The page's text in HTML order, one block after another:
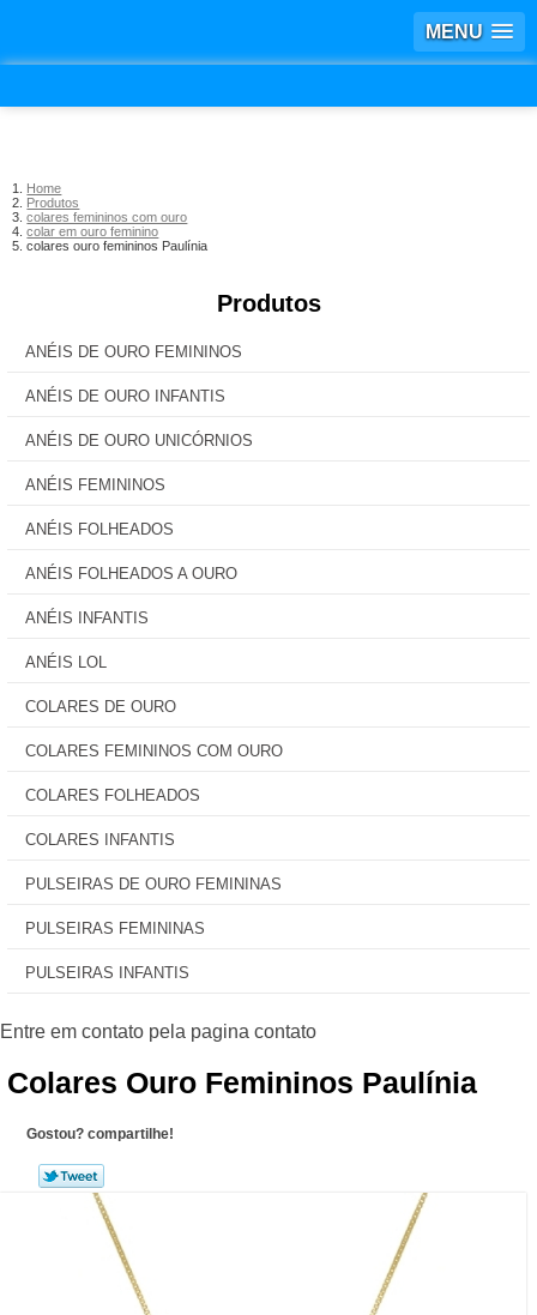
MENU
Home
Produtos
colares femininos com ouro
colar em ouro feminino
colares ouro femininos Paulínia
Produtos
ANÉIS DE OURO FEMININOS
ANÉIS DE OURO INFANTIS
ANÉIS DE OURO UNICÓRNIOS
ANÉIS FEMININOS
ANÉIS FOLHEADOS
ANÉIS FOLHEADOS A OURO
ANÉIS INFANTIS
ANÉIS LOL
COLARES DE OURO
COLARES FEMININOS COM OURO
COLARES FOLHEADOS
COLARES INFANTIS
PULSEIRAS DE OURO FEMININAS
PULSEIRAS FEMININAS
PULSEIRAS INFANTIS
Colares Ouro Femininos Paulínia
Gostou? compartilhe!